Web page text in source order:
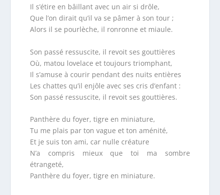
Il s’étire en bâillant avec un air si drôle,
Que l’on dirait qu’il va se pâmer à son tour ;
Alors il se pourlèche, il ronronne et miaule.
Son passé ressuscite, il revoit ses gouttières
Où, matou lovelace et toujours triomphant,
Il s’amuse à courir pendant des nuits entières
Les chattes qu’il enjôle avec ses cris d’enfant :
Son passé ressuscite, il revoit ses gouttières.
Panthère du foyer, tigre en miniature,
Tu me plais par ton vague et ton aménité,
Et je suis ton ami, car nulle créature
N’a compris mieux que toi ma sombre
étrangeté,
Panthère du foyer, tigre en miniature.